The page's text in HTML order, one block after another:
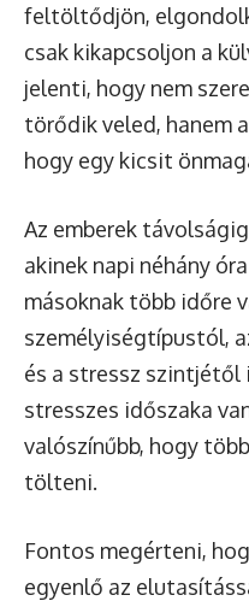
feltöltődjön,
csak kikapcsoljon a
jelenti, hogy nem
törődik veled, hanem
hogy egy kicsit
Az emberek
akinek napi néhány
másoknak több időre
személyiségtípustól,
és a stressz szintjétől
stresszes időszaka
valószínűbb, hogy
tölteni.
Fontos megérteni,
egyenlő az